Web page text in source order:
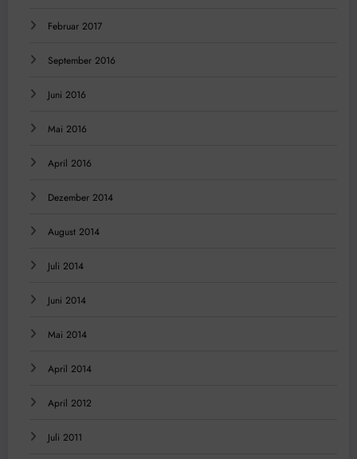
Februar 2017
September 2016
Juni 2016
Mai 2016
April 2016
Dezember 2014
August 2014
Juli 2014
Juni 2014
Mai 2014
April 2014
April 2012
Juli 2011